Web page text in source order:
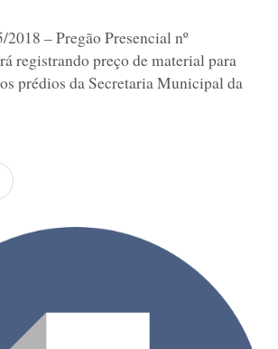
2018 – Pregão Presencial nº
registrando preço de material para
prédios da Secretaria Municipal da